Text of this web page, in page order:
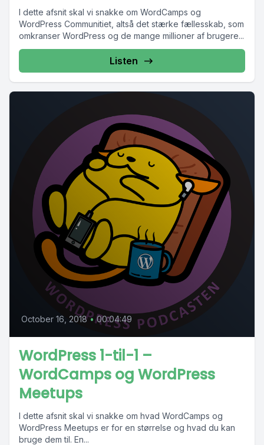
I dette afsnit skal vi snakke om WordCamps og
WordPress Communitiet, altså det stærke fællesskab, som
omkranser WordPress og de mange millioner af brugere...
Listen
October 16, 2018 • 00:04:49
WordPress 1-til-1 –
WordCamps og WordPress
Meetups
I dette afsnit skal vi snakke om hvad WordCamps og
WordPress Meetups er for en størrelse og hvad du kan
bruge dem til. En...